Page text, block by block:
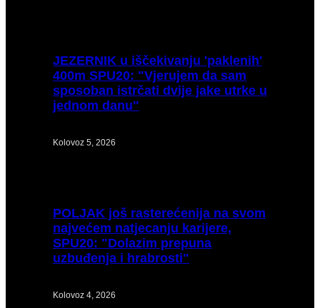
JEZERNIK u iščekivanju 'paklenih'
400m SPU20: "Vjerujem da sam
sposoban istrčati dvije jake utrke u
jednom danu"
Kolovoz 5, 2026
POLJAK još rasterećenija na svom
najvećem natjecanju karijere,
SPU20: "Dolazim prepuna
uzbuđenja i hrabrosti"
Kolovoz 4, 2026